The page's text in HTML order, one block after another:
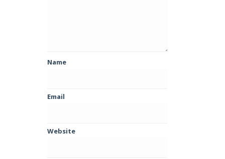
Name
Email
Website